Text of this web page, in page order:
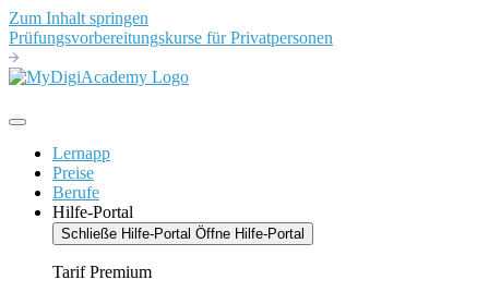
Zum Inhalt springen
Prüfungsvorbereitungskurse für Privatpersonen
Lernapp
Preise
Berufe
Hilfe-Portal
Schließe Hilfe-Portal Öffne Hilfe-Portal
Tarif Premium